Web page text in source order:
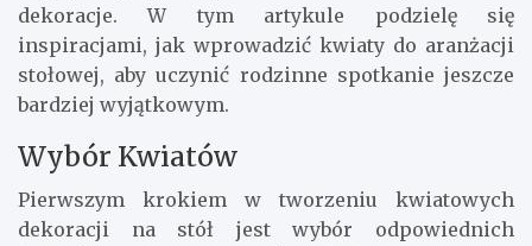
dekoracje. W tym artykule podzielę się
inspiracjami, jak wprowadzić kwiaty do aranżacji
stołowej, aby uczynić rodzinne spotkanie jeszcze
bardziej wyjątkowym.
Wybór Kwiatów
Pierwszym krokiem w tworzeniu kwiatowych
dekoracji na stół jest wybór odpowiednich